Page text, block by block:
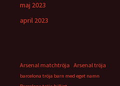
maj 2023
april 2023
Arsenal matchtröja Arsenal tröja
barcelona tröja barn med eget namn